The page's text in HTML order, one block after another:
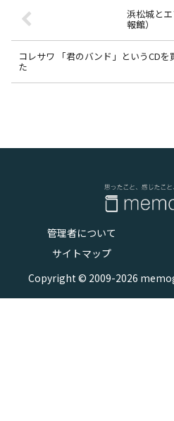
浜松城と
報館）
コレサワ 「君のバンド」というCDを
た
管理者について
サイトマップ
Copyright © 2009-2026